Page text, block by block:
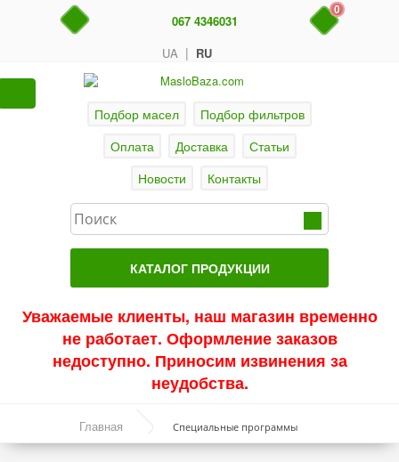
UA | RU
067 4346031
0
Подбор масел
Подбор фильтров
Оплата
Доставка
Статьи
Новости
Контакты
КАТАЛОГ ПРОДУКЦИИ
Актуальные продукты
Акции
Синтетические масла
Уважаемые клиенты, наш магазин временно
не работает. Оформление заказов
недоступно. Приносим извинения за
неудобства.
Главная Специальные программы